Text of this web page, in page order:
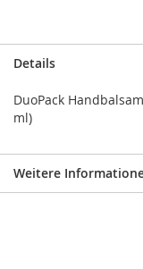
Details
DuoPack
ml)
Weitere